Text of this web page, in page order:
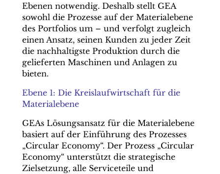
Ebenen notwendig. Deshalb stellt GEA
sowohl die Prozesse auf der Materialebene
des Portfolios um – und verfolgt zugleich
einen Ansatz, seinen Kunden zu jeder Zeit
die nachhaltigste Produktion durch die
gelieferten Maschinen und Anlagen zu
bieten.
Ebene 1: Die Kreislaufwirtschaft für die
Materialebene
GEAs Lösungsansatz für die Materialebene
basiert auf der Einführung des Prozesses
„Circular Economy“. Der Prozess „Circular
Economy“ unterstützt die strategische
Zielsetzung, alle Serviceteile und